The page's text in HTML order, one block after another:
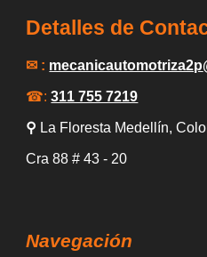
Detalles de
✉ : mecanicautomotriza2p
☎: 311 755 7219
⚲ La Floresta Medellín,
Cra 88 # 43 - 20
Navegación